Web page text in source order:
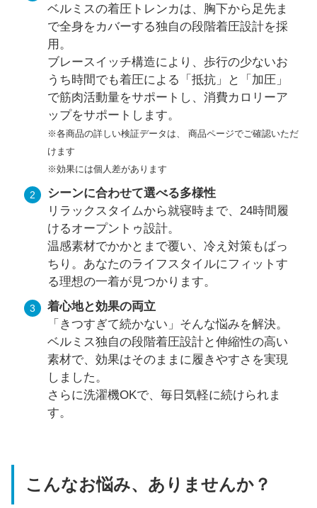
ベルミスの着圧トレンカは、胸下から足先ま
で全身をカバーする独自の段階着圧設計を採
用。
ブレースイッチ構造により、歩行の少ないお
うち時間でも着圧による「抵抗」と「加圧」
で筋肉活動量をサポートし、消費カロリーア
ップをサポートします。
※各商品の詳しい検証データは、 商品ページでご確認いただ
けます
※効果には個人差があります
シーンに合わせて選べる多様性
リラックスタイムから就寝時まで、24時間履
けるオープントゥ設計。
温感素材でかかとまで覆い、冷え対策もばっ
ちり。あなたのライフスタイルにフィットす
る理想の一着が見つかります。
着心地と効果の両立
「きつすぎて続かない」そんな悩みを解決。
ベルミス独自の段階着圧設計と伸縮性の高い
素材で、効果はそのままに履きやすさを実現
しました。
さらに洗濯機OKで、毎日気軽に続けられま
す。
こんなお悩み、ありませんか？